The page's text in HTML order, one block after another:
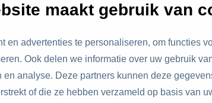
maakt gebruik van
en advertenties te personaliseren, om functies
Ook delen we informatie over uw gebruik
analyse. Deze partners kunnen deze
of die ze hebben verzameld op basis van